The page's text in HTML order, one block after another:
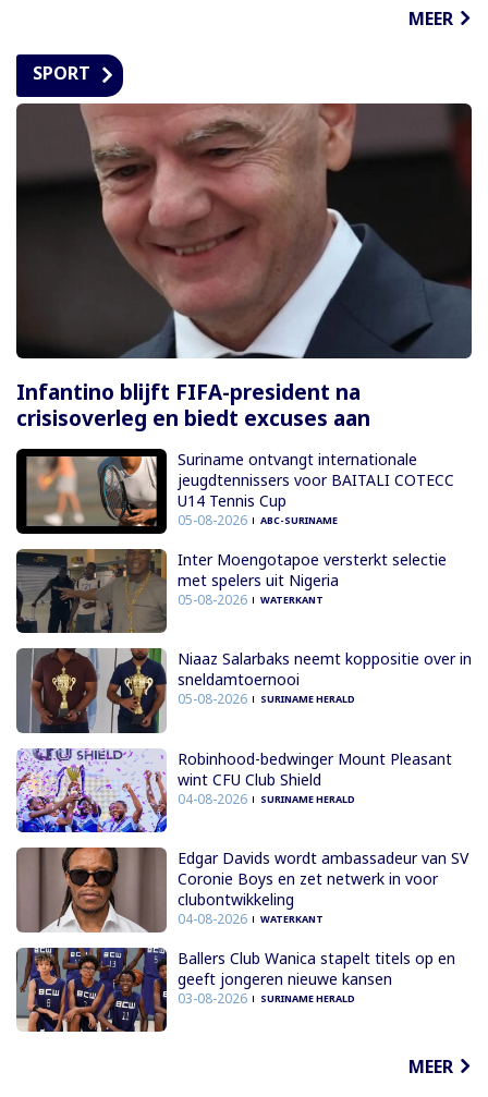
MEER
SPORT
Infantino blijft FIFA-president na
crisisoverleg en biedt excuses aan
Suriname ontvangt internationale
jeugdtennissers voor BAITALI COTECC
U14 Tennis Cup
05-08-2026 ABC-SURINAME
Inter Moengotapoe versterkt selectie
met spelers uit Nigeria
05-08-2026 WATERKANT
Niaaz Salarbaks neemt koppositie over in
sneldamtoernooi
05-08-2026 SURINAME HERALD
Robinhood-bedwinger Mount Pleasant
wint CFU Club Shield
04-08-2026 SURINAME HERALD
Edgar Davids wordt ambassadeur van SV
Coronie Boys en zet netwerk in voor
clubontwikkeling
04-08-2026 WATERKANT
Ballers Club Wanica stapelt titels op en
geeft jongeren nieuwe kansen
03-08-2026 SURINAME HERALD
MEER